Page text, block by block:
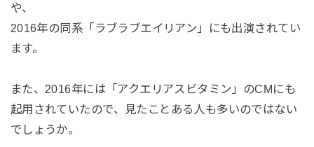
や、
2016年の同系「ラブラブエイリアン」にも出演されてい
ます。
また、2016年には「アクエリアスビタミン」のCMにも
起用されていたので、見たことある人も多いのではない
でしょうか。